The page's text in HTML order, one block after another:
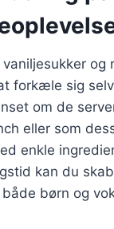
og
forkæle sig
om de
eller som
enkle
kan du
børn og